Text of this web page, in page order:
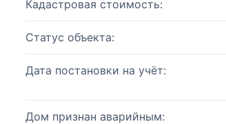
Кадастровая стоимость:
Статус объекта:
Дата постановки на учёт:
Дом признан аварийным: